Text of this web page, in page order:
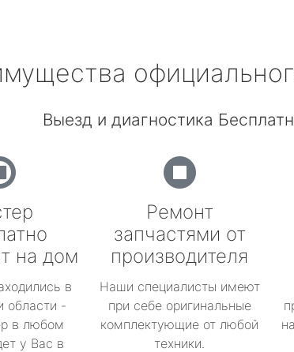
Выезд и диагностика
на дом
в
области -
в любом
у Вас в
Ремонт
запчастями от
производителя
Наши специалисты имеют
при себе оригинальные
комплектующие от любой
техники.